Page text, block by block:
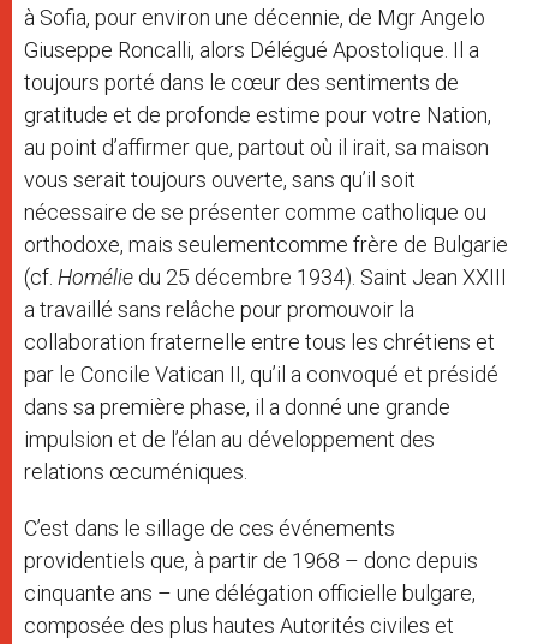
à Sofia, pour environ une décennie, de Mgr Angelo
Giuseppe Roncalli, alors Délégué Apostolique. Il a
toujours porté dans le cœur des sentiments de
gratitude et de profonde estime pour votre Nation,
au point d’affirmer que, partout où il irait, sa maison
vous serait toujours ouverte, sans qu’il soit
nécessaire de se présenter comme catholique ou
orthodoxe, mais seulementcomme frère de Bulgarie
(cf. Homélie du 25 décembre 1934). Saint Jean XXIII
a travaillé sans relâche pour promouvoir la
collaboration fraternelle entre tous les chrétiens et
par le Concile Vatican II, qu’il a convoqué et présidé
dans sa première phase, il a donné une grande
impulsion et de l’élan au développement des
relations œcuméniques.
C’est dans le sillage de ces événements
providentiels que, à partir de 1968 – donc depuis
cinquante ans – une délégation officielle bulgare,
composée des plus hautes Autorités civiles et